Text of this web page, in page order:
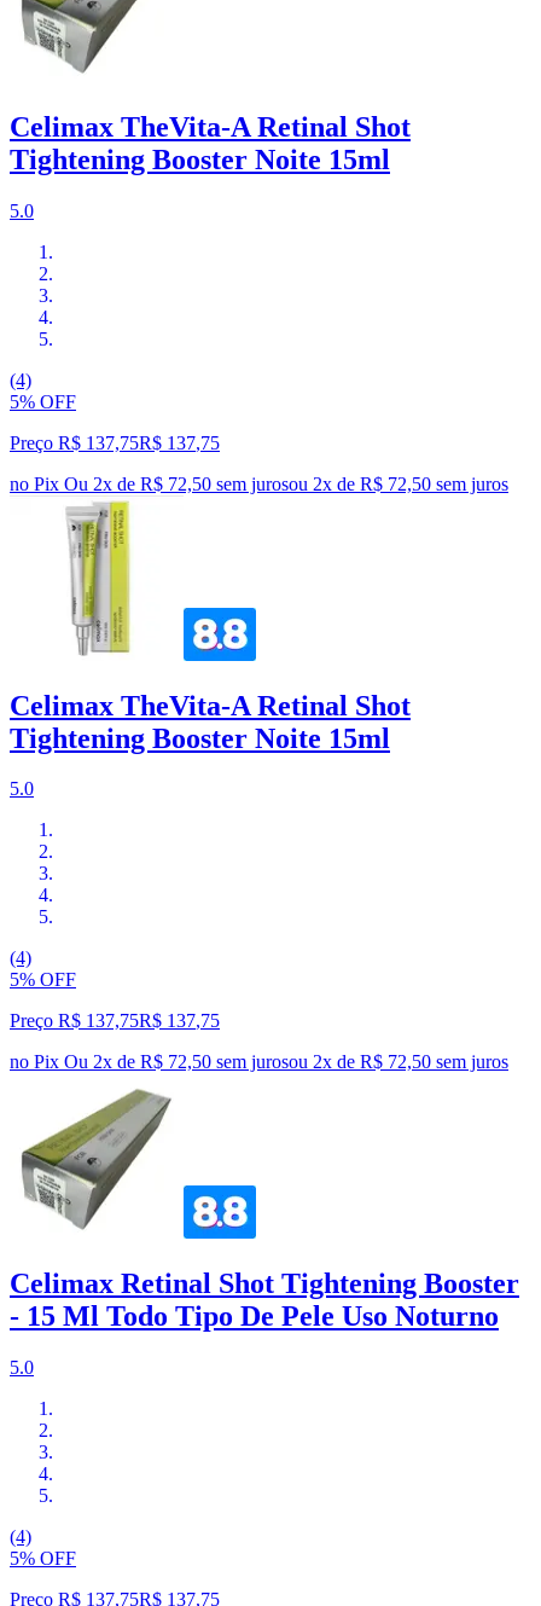
Celimax TheVita-A Retinal Shot
Tightening Booster Noite 15ml
5.0
(4)
5% OFF
Preço R$ 137,75R$ 137,75
no Pix Ou 2x de R$ 72,50 sem jurosou 2x de R$ 72,50 sem juros
Celimax TheVita-A Retinal Shot
Tightening Booster Noite 15ml
5.0
(4)
5% OFF
Preço R$ 137,75R$ 137,75
no Pix Ou 2x de R$ 72,50 sem jurosou 2x de R$ 72,50 sem juros
Celimax Retinal Shot Tightening Booster
- 15 Ml Todo Tipo De Pele Uso Noturno
5.0
(4)
5% OFF
Preço R$ 137,75R$ 137,75